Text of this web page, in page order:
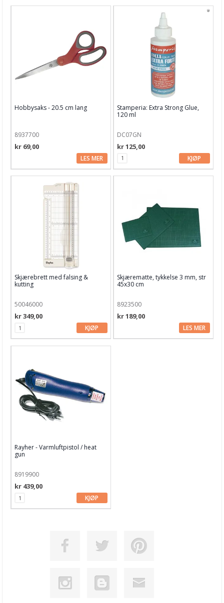
Hobbysaks - 20.5 cm lang
8937700
kr 69,00
LES MER
Stamperia: Extra Strong Glue,
120 ml
DC07GN
kr 125,00
KJØP
Skjærebrett med falsing &
kutting
50046000
kr 349,00
KJØP
Skjærematte, tykkelse 3 mm, str
45x30 cm
8923500
kr 189,00
LES MER
Rayher - Varmluftpistol / heat
gun
8919900
kr 439,00
KJØP